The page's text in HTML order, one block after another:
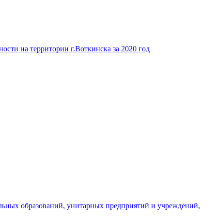
на территории г.Воткинска за 2020 год
образований, унитарных предприятий и учреждений,